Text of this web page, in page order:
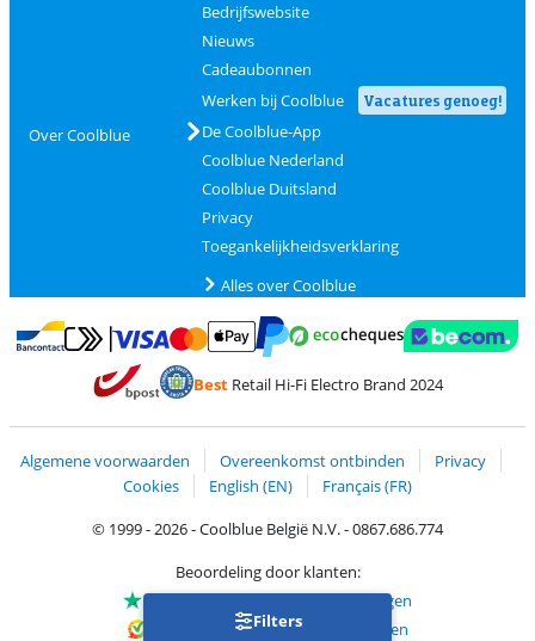
Filters
Over Coolblue
Bedrijfswebsite
Nieuws
Cadeaubonnen
Werken bij Coolblue
Vacatures genoeg!
De Coolblue-App
Coolblue Nederland
Coolblue Duitsland
Privacy
Toegankelijkheidsverklaring
Alles over Coolblue
Betalen met Bancontact
Betalen met MasterCard en Visa via ClickToPay
Betalen met PayPal
BestRetail Hi-Fi Electro Brand 2024
Algemene voorwaarden Overeenkomst ontbinden
Privacy
Cookies
English (EN)
Français (FR)
© 1999 - 2026 - Coolblue België N.V. - 0867.686.774
Beoordeling door klanten:
Trustpilot 4/5-75.129 beoordelingen
Kiyoh 9.1/10-68.705 beoordelingen